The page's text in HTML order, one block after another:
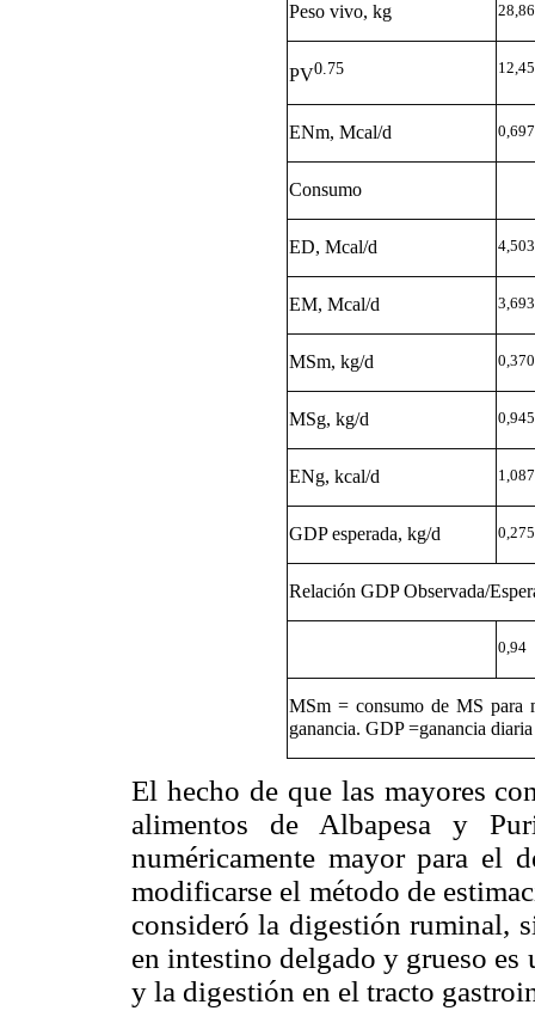
Peso vivo, kg 28,86
PV0.75 12,45
ENm, Mcal/d 0,697
Consumo
ED, Mcal/d 4,503
EM, Mcal/d 3,693
MSm, kg/d 0,370
MSg, kg/d 0,945
ENg, kcal/d 1,087
GDP esperada, kg/d 0,275
Relación GDP Observada/
0,94
MSm = consumo de MS para
ganancia. GDP =ganancia
El hecho de que las mayores
alimentos de Albapesa y
numéricamente mayor para el
modificarse el método de
consideró la digestión ruminal,
en intestino delgado y grueso
y la digestión en el tracto